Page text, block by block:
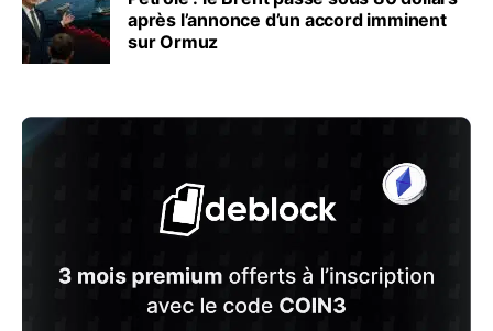
après l’annonce d’un accord imminent
sur Ormuz